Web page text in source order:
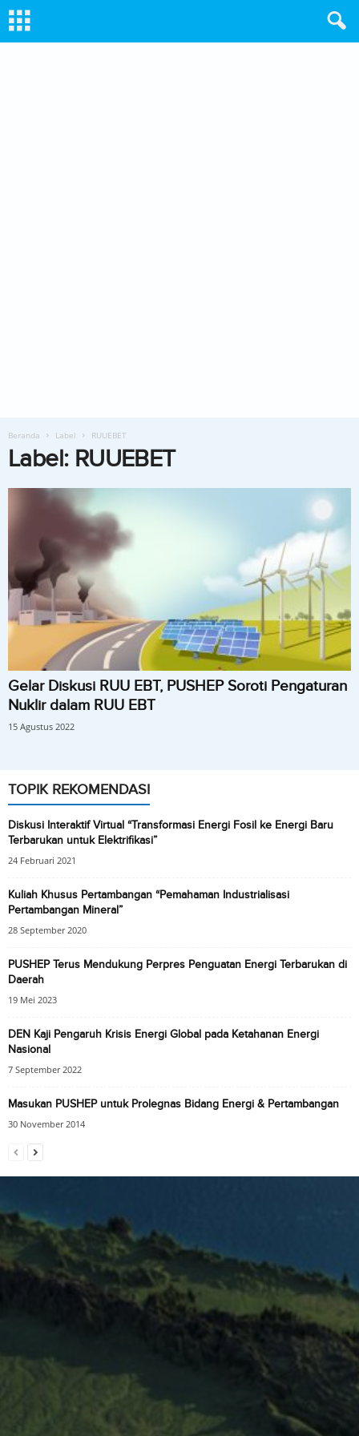
Beranda Label RUUEBET
Label: RUUEBET
Gelar Diskusi RUU EBT, PUSHEP Soroti Pengaturan
Nuklir dalam RUU EBT
15 Agustus 2022
TOPIK REKOMENDASI
Diskusi Interaktif Virtual “Transformasi Energi Fosil ke Energi Baru
Terbarukan untuk Elektrifikasi”
24 Februari 2021
Kuliah Khusus Pertambangan “Pemahaman Industrialisasi
Pertambangan Mineral”
28 September 2020
PUSHEP Terus Mendukung Perpres Penguatan Energi Terbarukan di
Daerah
19 Mei 2023
DEN Kaji Pengaruh Krisis Energi Global pada Ketahanan Energi
Nasional
7 September 2022
Masukan PUSHEP untuk Prolegnas Bidang Energi & Pertambangan
30 November 2014